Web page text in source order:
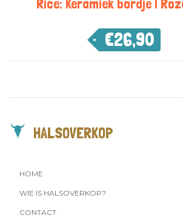
Rice: Keramiek bordje |
€26,90
HALSOVERKOP
HOME
WIE IS HALSOVERKOP?
CONTACT